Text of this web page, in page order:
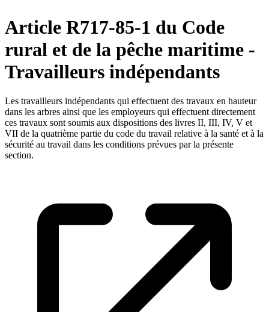
Article R717-85-1 du Code
rural et de la pêche maritime -
Travailleurs indépendants
Les travailleurs indépendants qui effectuent des travaux en hauteur
dans les arbres ainsi que les employeurs qui effectuent directement
ces travaux sont soumis aux dispositions des livres II, III, IV, V et
VII de la quatrième partie du code du travail relative à la santé et à la
sécurité au travail dans les conditions prévues par la présente
section.